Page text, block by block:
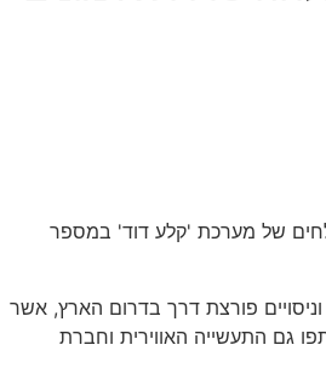
של מערכת 'קלע דוד' במספר
פורצת דרך בדרום הארץ, אשר
גם התעשייה האווירית וחברת